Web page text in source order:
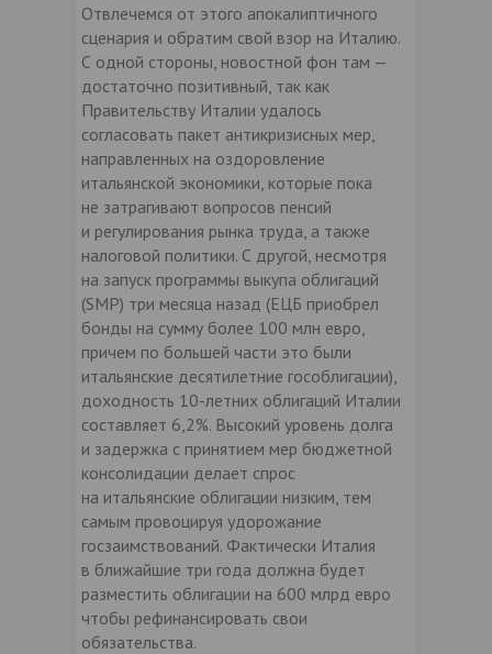
Отвлечемся от этого апокалиптичного
сценария и обратим свой взор на Италию.
С одной стороны, новостной фон там —
достаточно позитивный, так как
Правительству Италии удалось
согласовать пакет антикризисных мер,
направленных на оздоровление
итальянской экономики, которые пока
не затрагивают вопросов пенсий
и регулирования рынка труда, а также
налоговой политики. С другой, несмотря
на запуск программы выкупа облигаций
(SMP) три месяца назад (ЕЦБ приобрел
бонды на сумму более 100 млн евро,
причем по большей части это были
итальянские десятилетние гособлигации),
доходность 10-летних облигаций Италии
составляет 6,2%. Высокий уровень долга
и задержка с принятием мер бюджетной
консолидации делает спрос
на итальянские облигации низким, тем
самым провоцируя удорожание
госзаимствований. Фактически Италия
в ближайшие три года должна будет
разместить облигации на 600 млрд евро
чтобы рефинансировать свои
обязательства.